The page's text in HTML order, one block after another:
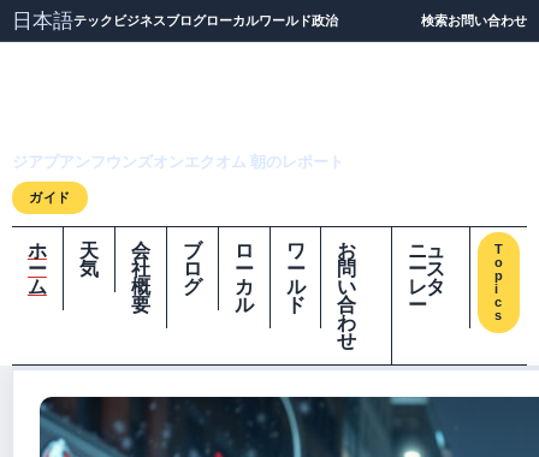
日本語テック ビジネスブログローカルワールド政治 検索お問い合わせ
ジアプアンフウンズオンエクオム 朝のレポート
ガイド
ホ
ー
ム
天
気
会
社
概
要
ブ
ロ
グ
ロ
ー
カ
ル
ワ
ー
ル
ド
お
問
い
合
わ
せ
ニュ
ース
レタ
ー
T
o
p
i
c
s